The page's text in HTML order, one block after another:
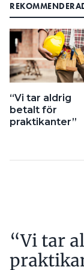
“Vi tar aldrig
betalt för
praktikanter”
“Vi tar